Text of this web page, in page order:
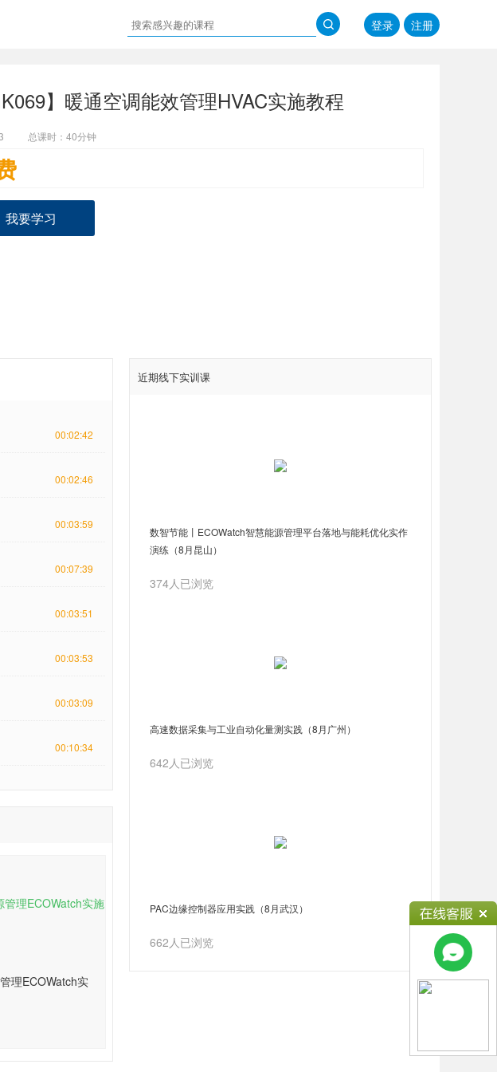
登录 注册
】暖通空调能效管理HVAC实施教程
总课时：40分钟
我要学习
00:02:42
00:02:46
00:03:59
00:07:39
00:03:51
00:03:53
00:03:09
00:10:34
理ECOWatch实
近期线下实训课
数智节能丨ECOWatch智慧能源管理平台落地与能耗优化实作
演练（8月昆山）
374人已浏览
高速数据采集与工业自动化量测实践（8月广州）
642人已浏览
PAC边缘控制器应用实践（8月武汉）
662人已浏览